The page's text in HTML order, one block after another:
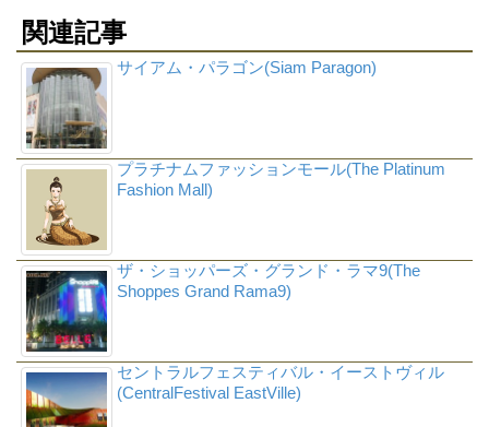
関連記事
サイアム・パラゴン(Siam Paragon)
プラチナムファッションモール(The Platinum
Fashion Mall)
ザ・ショッパーズ・グランド・ラマ9(The
Shoppes Grand Rama9)
セントラルフェスティバル・イーストヴィル
(CentralFestival EastVille)